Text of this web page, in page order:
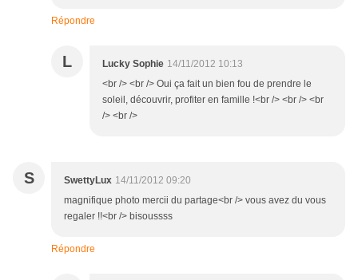
Répondre
L Lucky Sophie 14/11/2012 10:13
<br /> <br /> Oui ça fait un bien fou de prendre le
soleil, découvrir, profiter en famille !<br /> <br /> <br
/> <br />
S SwettyLux 14/11/2012 09:20
magnifique photo mercii du partage<br /> vous avez du vous
regaler !!<br /> bisoussss
Répondre